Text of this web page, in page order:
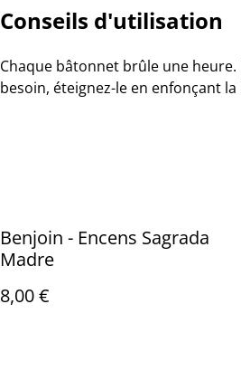
Conseils d'utilisation
Chaque bâtonnet brûle une
besoin, éteignez-le en enfonçant
Benjoin - Encens Sagrada
Madre
8,00 €